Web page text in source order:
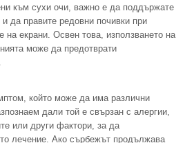
към сухи очи, важно е да поддържате
да правите редовни почивки при
на екрани. Освен това, използването на
може да предотврати
който може да има различни
дали той е свързан с алергии,
или други фактори, за да
лечение. Ако сърбежът продължава